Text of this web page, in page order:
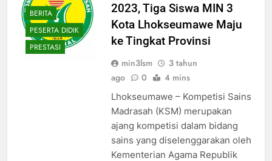
BERITA
PESERTA DIDIK
PRESTASI
2023, Tiga Siswa MIN 3
Kota Lhokseumawe Maju
ke Tingkat Provinsi
min3lsm
3 tahun
ago
0 4 mins
Lhokseumawe – Kompetisi Sains
Madrasah (KSM) merupakan
ajang kompetisi dalam bidang
sains yang diselenggarakan oleh
Kementerian Agama Republik